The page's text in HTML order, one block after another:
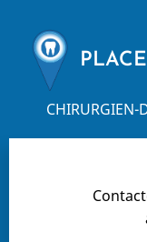
CHIRURGIEN-